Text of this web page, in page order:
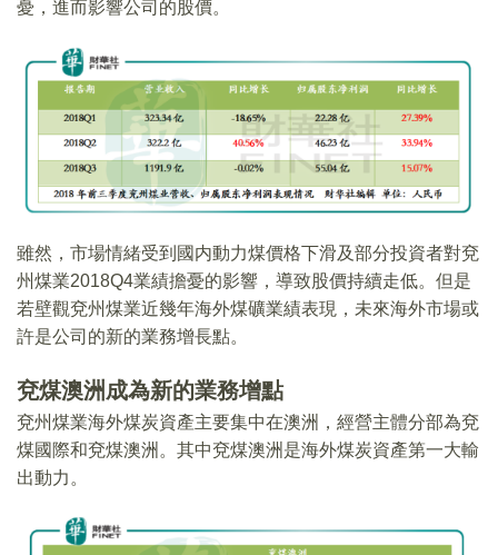
憂，進而影響公司的股價。
雖然，市場情緒受到國内動力煤價格下滑及部分投資者對兗
州煤業2018Q4業績擔憂的影響，導致股價持續走低。但是
若壁觀兗州煤業近幾年海外煤礦業績表現，未來海外市場或
許是公司的新的業務增長點。
兗煤澳洲成為新的業務增點
兗州煤業海外煤炭資產主要集中在澳洲，經營主體分部為兗
煤國際和兗煤澳洲。其中兗煤澳洲是海外煤炭資產第一大輸
出動力。